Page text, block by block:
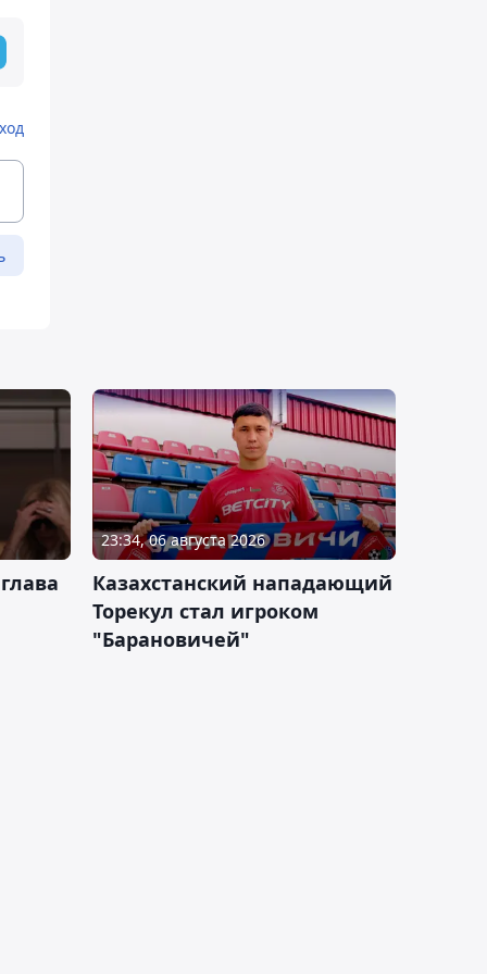
23:34, 06 августа 2026
Казахстанский нападающий
Торекул стал игроком
"Барановичей"